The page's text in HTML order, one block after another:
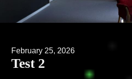
February 25, 2026
Test 2